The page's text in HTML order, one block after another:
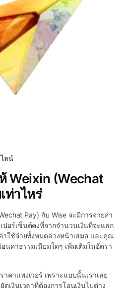
ลน์
Weixin (Wechat
ท่าไหร่
Pay) กับ Wise จะมีการจ่ายค่า
ปอร์เซ็นต์คงที่จากจำนวนเงินที่จะแลก
าใช้จ่ายทั้งหมดล่วงหน้าเสมอ และคุณ
นค่าธรรมเนียมใดๆ เพิ่มเติมในอัตรา
คาแพงเวอร์ เพราะแบบนั้นเราเลย
เงินเวลาที่ต้องการโอนเงินไปต่าง